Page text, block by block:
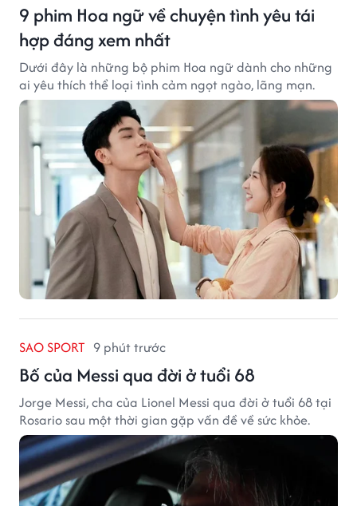
9 phim Hoa ngữ về chuyện tình yêu tái
hợp đáng xem nhất
Dưới đây là những bộ phim Hoa ngữ dành cho những
ai yêu thích thể loại tình cảm ngọt ngào, lãng mạn.
SAO SPORT 9 phút trước
Bố của Messi qua đời ở tuổi 68
Jorge Messi, cha của Lionel Messi qua đời ở tuổi 68 tại
Rosario sau một thời gian gặp vấn đề về sức khỏe.